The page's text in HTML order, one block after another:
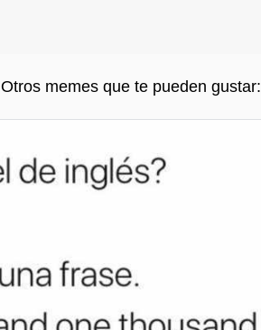
Otros memes que te pueden gustar: